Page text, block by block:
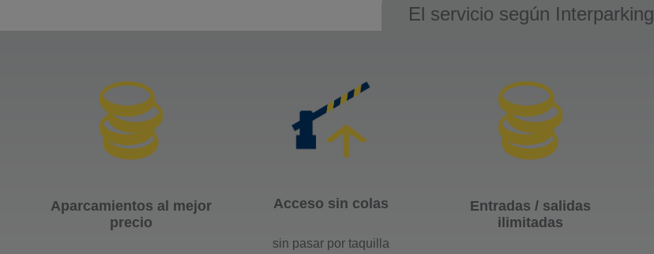
El servicio según Interparking
Aparcamientos al mejor
precio
Acceso sin colas
sin pasar por taquilla
Entradas / salidas
ilimitadas